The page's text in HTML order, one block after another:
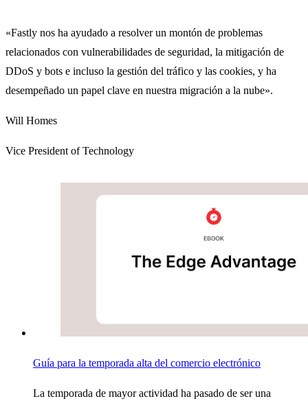
«Fastly nos ha ayudado a resolver un montón de problemas
relacionados con vulnerabilidades de seguridad, la mitigación de
DDoS y bots e incluso la gestión del tráfico y las cookies, y ha
desempeñado un papel clave en nuestra migración a la nube».
Will Homes
Vice President of Technology
Guía para la temporada alta del comercio electrónico
La temporada de mayor actividad ha pasado de ser una